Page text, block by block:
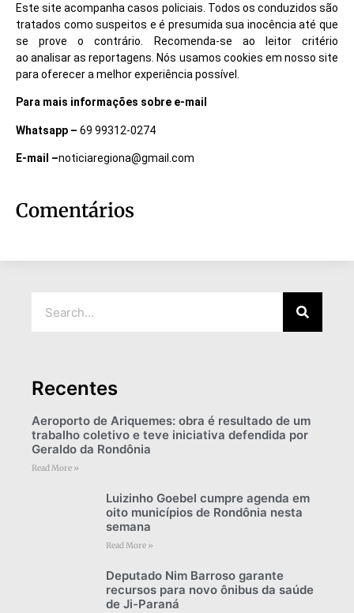
Este site acompanha casos policiais. Todos os conduzidos são
tratados como suspeitos e é presumida sua inocência até que
se prove o contrário. Recomenda-se ao leitor critério
ao analisar as reportagens. Nós usamos cookies em nosso site
para oferecer a melhor experiência possível.
Para mais informações sobre e-mail
Whatsapp – 69 99312-0274
E-mail –noticiaregiona@gmail.com
Comentários
Recentes
Aeroporto de Ariquemes: obra é resultado de um
trabalho coletivo e teve iniciativa defendida por
Geraldo da Rondônia
Read More »
Luizinho Goebel cumpre agenda em
oito municípios de Rondônia nesta
semana
Read More »
Deputado Nim Barroso garante
recursos para novo ônibus da saúde
de Ji-Paraná